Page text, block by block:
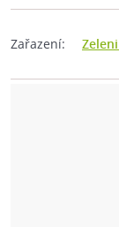
Zařazení: